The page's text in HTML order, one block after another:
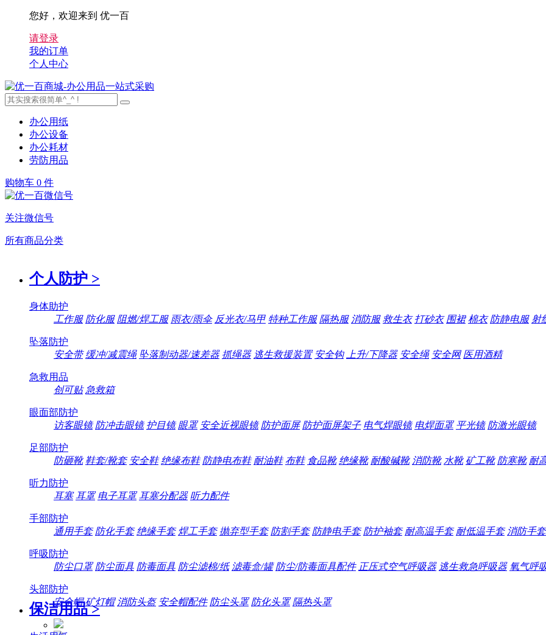
您好，欢迎来到 优一百
请登录
我的订单
个人中心
办公用纸
办公设备
办公耗材
劳防用品
购物车 0 件
关注微信号
所有商品分类
个人防护 >
身体助护
工作服 防化服 阻燃/焊工服 雨衣/雨伞 反光衣/马甲 特种工作服 隔热服 消防服 救生衣 打砂衣 围裙 棉衣 防静电服 射
坠落防护
安全带 缓冲/减震绳 坠落制动器/速差器 抓绳器 逃生救援装置 安全钩 上升/下降器 安全绳 安全网 医用酒精
急救用品
创可贴 急救箱
眼面部防护
访客眼镜 防冲击眼镜 护目镜 眼罩 安全近视眼镜 防护面屏 防护面屏架子 电气焊眼镜 电焊面罩 平光镜 防激光眼镜
足部防护
防砸靴 鞋套/靴套 安全鞋 绝缘布鞋 防静电布鞋 耐油鞋 布鞋 食品靴 绝缘靴 耐酸碱靴 消防靴 水靴 矿工靴 防寒靴 耐
听力防护
耳塞 耳罩 电子耳罩 耳塞分配器 听力配件
手部防护
通用手套 防化手套 绝缘手套 焊工手套 抛弃型手套 防割手套 防静电手套 防护袖套 耐高温手套 耐低温手套 消防手套
呼吸防护
防尘口罩 防尘面具 防毒面具 防尘滤棉/纸 滤毒盒/罐 防尘/防毒面具配件 正压式空气呼吸器 逃生救急呼吸器 氧气呼
头部防护
安全帽 矿灯帽 消防头盔 安全帽配件 防尘头罩 防化头罩 隔热头罩
保洁用品 >